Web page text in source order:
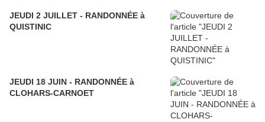
JEUDI 2 JUILLET - RANDONNÉE à
QUISTINIC
JEUDI 18 JUIN - RANDONNÉE à
CLOHARS-CARNOET